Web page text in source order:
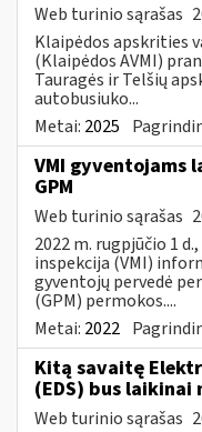
Web turinio sąrašas
Klaipėdos apskrities
(Klaipėdos AVMI)
Tauragės ir Telšių
autobusiuko...
Metai: 2025
VMI gyventojams
GPM
Web turinio sąrašas
2022 m. rugpjūčio 1
inspekcija (VMI)
gyventojų pervedė
(GPM) permokos....
Metai: 2022
Kitą savaitę
(EDS) bus laikinai
Web turinio sąrašas